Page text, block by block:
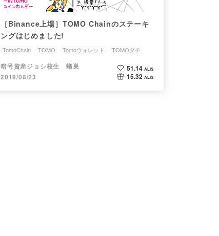
［Binance上場］TOMO Chainのステーキ
ングはじめました!
TomoChain TOMO Tomoウォレット
TOMOダチ
PoSV
暗号資産ジョシ校生 蟻巣
2019/08/23
51.14 ALIS
15.32 ALIS